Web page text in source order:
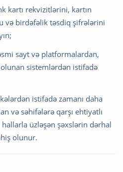
kartı rekvizitlərini, kartın
və birdəfəlik təsdiq şifrələrini
sayt və platformalardan,
sistemlərdən istifadə
istifadə zamanı daha
və səhifələrə qarşı ehtiyatlı
üzləşən şəxslərin dərhal
olunur.